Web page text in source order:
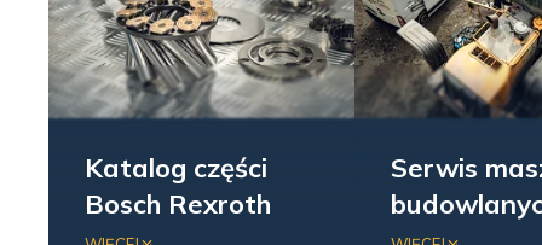
Katalog części
Bosch Rexroth
Serwis